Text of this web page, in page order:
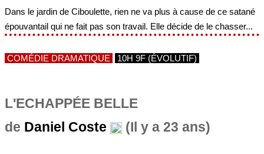
Dans le jardin de Ciboulette, rien ne va plus à cause de ce satané
épouvantail qui ne fait pas son travail. Elle décide de le chasser...
COMÉDIE DRAMATIQUE 10H 9F (ÉVOLUTIF)
L'ECHAPPÉE BELLE
de Daniel Coste (Il y a 23 ans)